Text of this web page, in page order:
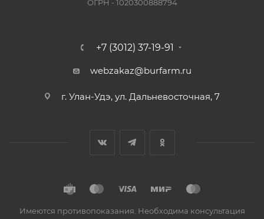
ОГРН - 1020300888794
+7 (3012) 37-19-91
webzakaz@burfarm.ru
г. Улан-Удэ, ул. Дальневосточная, 7
Имеются противопоказания. Необходима консультация